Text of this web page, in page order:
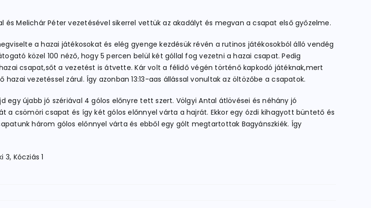
Melichár Péter vezetésével sikerrel vettük az akadályt és megvan a csapat első győzelme.
a hazai játékosokat és elég gyenge kezdésük révén a rutinos játékosokból álló vendég
közel 100 néző, hogy 5 percen belül két góllal fog vezetni a hazai csapat. Pedig
csapat,sőt a vezetést is átvette. Kár volt a félidő végén történő kapkodó játéknak,mert
vezetéssel zárul. Így azonban 13:13-aas állással vonultak az öltözőbe a csapatok.
újabb jó szériával 4 gólos előnyre tett szert. Völgyi Antal átlövései és néhány jó
csömöri csapat és így két gólos előnnyel várta a hajrát. Ekkor egy ózdi kihagyott büntető és
három gólos előnnyel várta és ebből egy gólt megtartottak Bagyánszkiék. Így
Kócziás 1